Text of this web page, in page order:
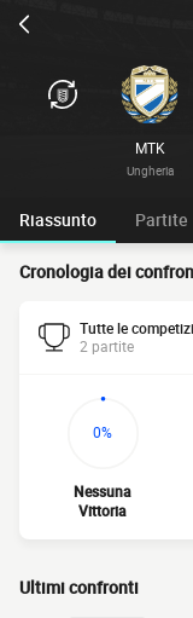
MTK
Ungheria
Riassunto Partite
Cronologia dei
Tutte le
2 partite
0%
Nessuna
Vittoria
Ultimi confronti